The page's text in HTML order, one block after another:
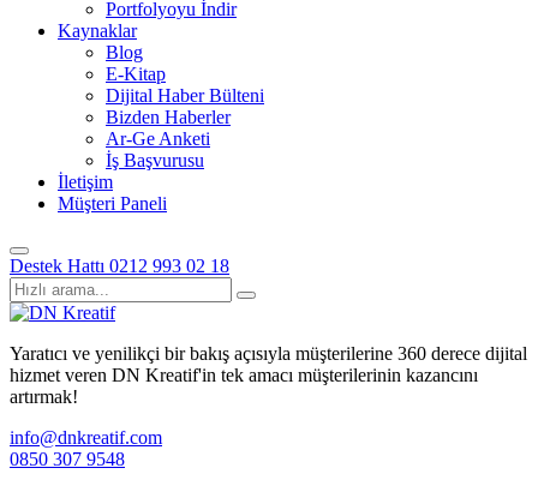
Portfolyoyu İndir
Kaynaklar
Blog
E-Kitap
Dijital Haber Bülteni
Bizden Haberler
Ar-Ge Anketi
İş Başvurusu
İletişim
Müşteri Paneli
Destek Hattı 0212 993 02 18
Yaratıcı ve yenilikçi bir bakış açısıyla müşterilerine 360 derece dijital
hizmet veren DN Kreatif'in tek amacı müşterilerinin kazancını
artırmak!
info@dnkreatif.com
0850 307 9548